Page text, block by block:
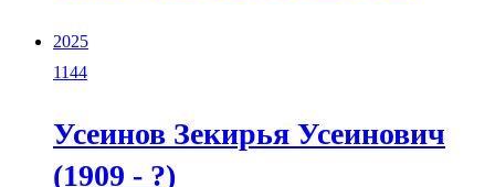
2025
1144
Усеинов Зекирья Усеинович
(1909 - ?)